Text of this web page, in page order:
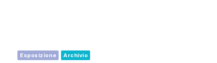
Esposizione Archivio